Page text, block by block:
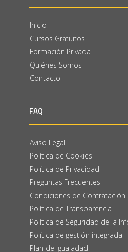
Inicio
Cursos Gratuitos
Formación Privada
Quiénes Somos
Contacto
FAQ
Aviso Legal
Política de Cookies
Política de Privacidad
Preguntas Frecuentes
Condiciones de Contratación
Política de Transparencia
Política de Seguridad de la
Política de gestión integrada
Plan de igualadad